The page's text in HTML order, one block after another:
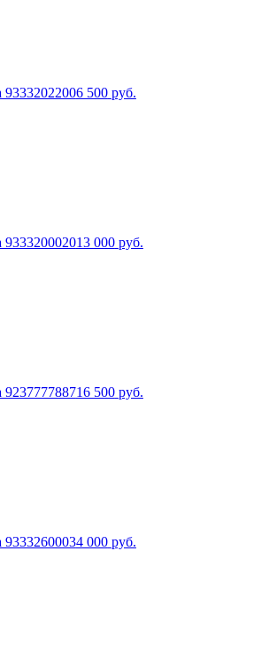
93332022006 500 руб.
933320002013 000 руб.
923777788716 500 руб.
93332600034 000 руб.